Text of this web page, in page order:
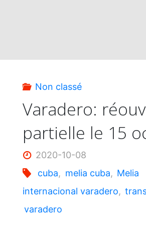
Non classé
Varadero:
partielle le 15
2020-10-08
cuba, melia cuba, Melia
internacional varadero,
varadero